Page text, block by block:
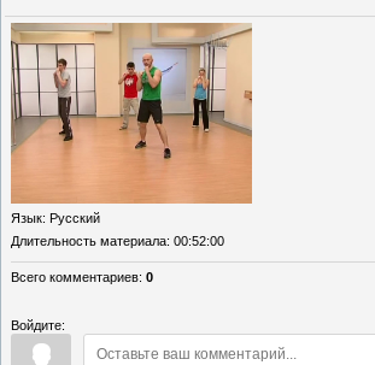
Язык: Русский
Длительность материала: 00:52:00
Всего комментариев: 0
Войдите: